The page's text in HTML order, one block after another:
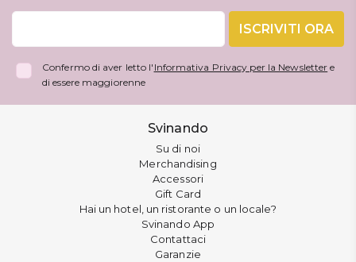
ISCRIVITI ORA
Confermo di aver letto l' Informativa Privacy per la Newsletter e
di essere maggiorenne
Svinando
Su di noi
Merchandising
Accessori
Gift Card
Hai un hotel, un ristorante o un locale?
Svinando App
Contattaci
Garanzie